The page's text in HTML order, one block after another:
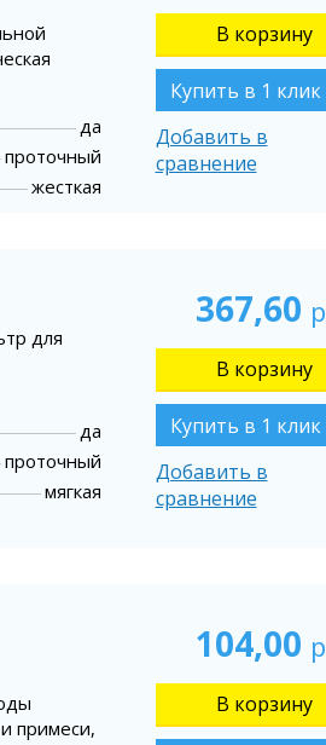
да
проточный
жесткая
Купить в 1 клик
Добавить в
сравнение
для
да
проточный
мягкая
367,60
Купить в 1 клик
Добавить в
сравнение
примеси,
104,00